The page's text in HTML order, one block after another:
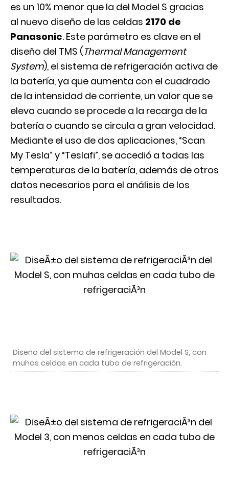
es un 10% menor que la del Model S gracias
al nuevo diseño de las celdas 2170 de
Panasonic. Este parámetro es clave en el
diseño del TMS (Thermal Management
System), el sistema de refrigeración activa de
la batería, ya que aumenta con el cuadrado
de la intensidad de corriente, un valor que se
eleva cuando se procede a la recarga de la
batería o cuando se circula a gran velocidad.
Mediante el uso de dos aplicaciones, “Scan
My Tesla” y “Teslafi”, se accedió a todas las
temperaturas de la batería, además de otros
datos necesarios para el análisis de los
resultados.
Diseño del sistema de refrigeración del Model S, con
muhas celdas en cada tubo de refrigeración.